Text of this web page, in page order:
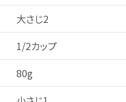
大さじ2
1/2カップ
80g